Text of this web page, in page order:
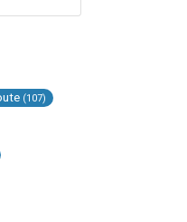
(107)